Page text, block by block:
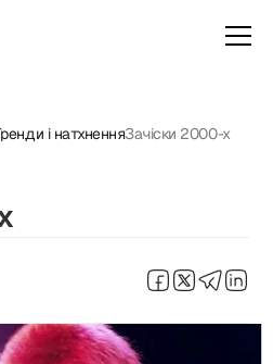
і натхненняЗачіски 2000-х